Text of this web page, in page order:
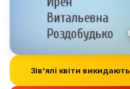
Зів'ялі квіти викидають